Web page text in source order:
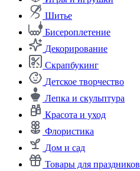
Шитье
Бисероплетение
Декорирование
Скрапбукинг
Детское творчество
Лепка и скульптура
Красота и уход
Флористика
Дом и сад
Товары для праздников